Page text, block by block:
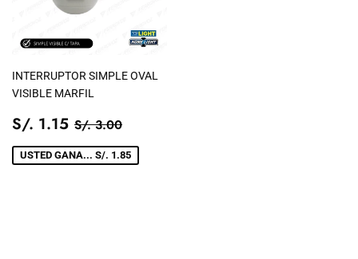
INTERRUPTOR SIMPLE OVAL
VISIBLE MARFIL
PRECIO
DE
VENTA
S/. 1.15 S/.
1.15
PRECIO TIENDA
S/. 3.00
USTED GANA... S/. 1.85